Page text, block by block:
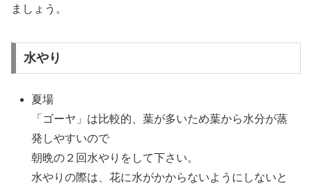
ましょう。
水やり
夏場
「ゴーヤ」は比較的、葉が多いため葉から水分が蒸
発しやすいので
朝晩の２回水やりをして下さい。
水やりの際は、花に水がかからないようにしないと